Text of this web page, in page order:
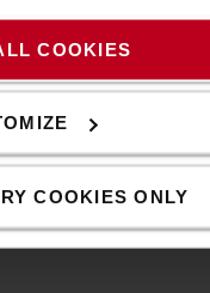
COOKIES
COOKIES ONLY